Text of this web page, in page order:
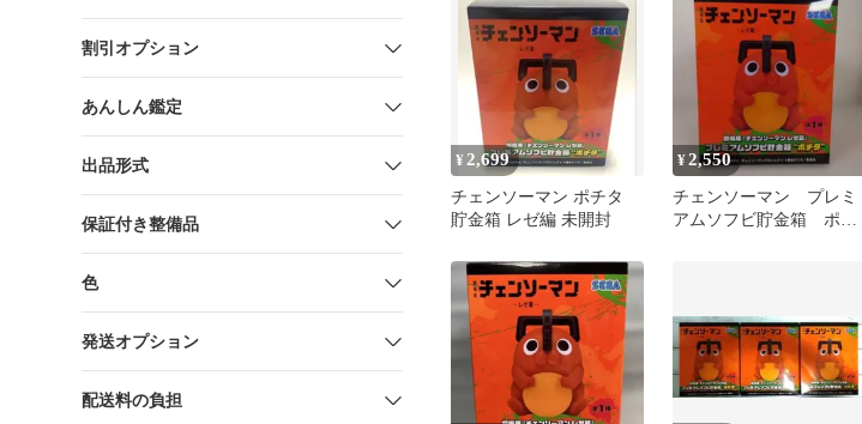
割引オプション
あんしん鑑定
出品形式
保証付き整備品
色
発送オプション
配送料の負担
¥ 2,699
チェンソーマン ポチタ
貯金箱 レゼ編 未開封
¥2,550
チェンソーマン プレミ
アムソフビ貯金箱 ポチ